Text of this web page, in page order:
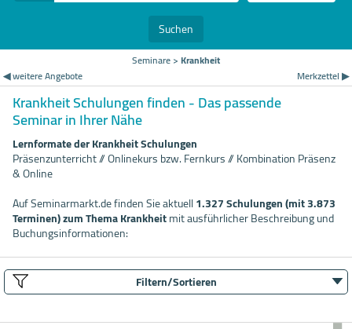
Suchen
Seminare> Krankheit
◀ weitere Angebote
Merkzettel ▶
Krankheit Schulungen finden - Das passende
Seminar in Ihrer Nähe
Lernformate der Krankheit Schulungen
Präsenzunterricht // Onlinekurs bzw. Fernkurs // Kombination Präsenz
& Online
Auf Seminarmarkt.de finden Sie aktuell1.327 Schulungen (mit 3.873
Terminen) zum Thema Krankheitmit ausführlicher Beschreibung und
Buchungsinformationen:
Filtern/Sortieren